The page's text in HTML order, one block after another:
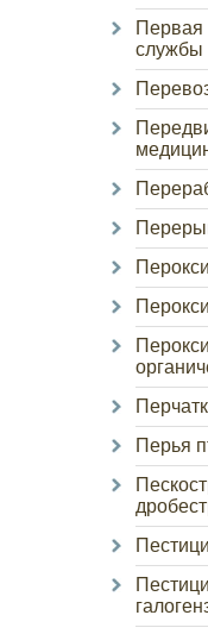
Первая
службы
Перья